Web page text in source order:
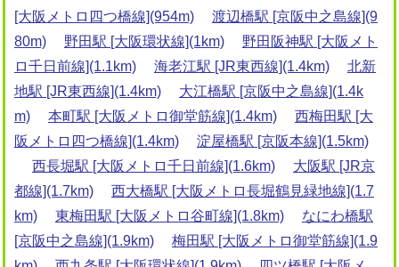
[大阪メトロ四つ橋線](954m)
渡辺橋駅 [京阪中之島線](9
80m)
野田駅 [大阪環状線](1km)
野田阪神駅 [大阪メト
ロ千日前線](1.1km)
海老江駅 [JR東西線](1.4km)
北新
地駅 [JR東西線](1.4km)
大江橋駅 [京阪中之島線](1.4k
m)
本町駅 [大阪メトロ御堂筋線](1.4km)
西梅田駅 [大
阪メトロ四つ橋線](1.4km)
淀屋橋駅 [京阪本線](1.5km)
西長堀駅 [大阪メトロ千日前線](1.6km)
大阪駅 [JR京
都線](1.7km)
西大橋駅 [大阪メトロ長堀鶴見緑地線](1.7
km)
東梅田駅 [大阪メトロ谷町線](1.8km)
なにわ橋駅
[京阪中之島線](1.9km)
梅田駅 [大阪メトロ御堂筋線](1.9